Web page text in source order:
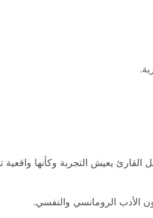
يعيش التجربة وكأنها واقعية
الأدب الرومانسي والنفسي.